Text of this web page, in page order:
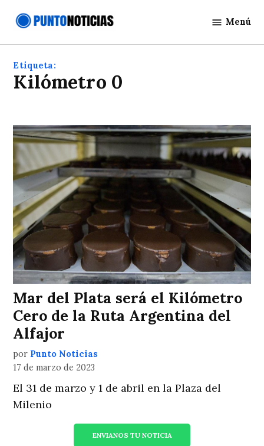
Noticias
Menú
Etiqueta:
Kilómetro 0
Mar del Plata será el Kilómetro
Cero de la Ruta Argentina del
Alfajor
por Punto Noticias
17 de marzo de 2023
El 31 de marzo y 1 de abril en la Plaza del
Milenio
ENVIANOS TU NOTICIA